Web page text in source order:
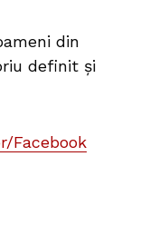
din
definit și
Facebook